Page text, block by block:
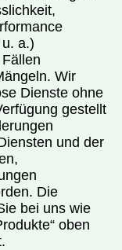
a.)
Wir
Dienste ohne
gestellt
und der
Die
bei uns wie
oben